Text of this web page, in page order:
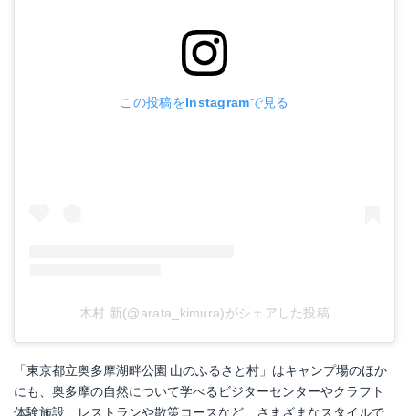
この投稿をInstagramで見る
木村 新(@arata_kimura)がシェアした投稿
「東京都立奥多摩湖畔公園 山のふるさと村」はキャンプ場のほか
にも、奥多摩の自然について学べるビジターセンターやクラフト
体験施設、レストランや散策コースなど、さまざまなスタイルで